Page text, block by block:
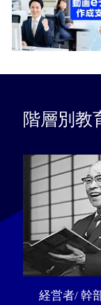
階層別教
経営者/ 幹